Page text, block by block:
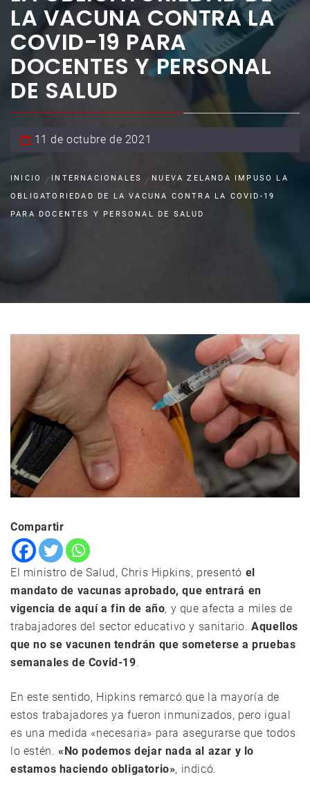
LA VACUNA CONTRA LA
COVID-19 PARA
DOCENTES Y PERSONAL
DE SALUD
11 de octubre de 2021
INICIO INTERNACIONALES
NUEVA ZELANDA IMPUSO LA
OBLIGATORIEDAD DE LA VACUNA CONTRA LA COVID-19
PARA DOCENTES Y PERSONAL DE SALUD
Compartir
El ministro de Salud, Chris Hipkins, presentó el
mandato de vacunas aprobado, que entrará en
vigencia de aquí a fin de año, y que afecta a miles de
trabajadores del sector educativo y sanitario.Aquellos
que no se vacunen tendrán que someterse a pruebas
semanales de Covid-19.
En este sentido, Hipkins remarcó que la mayoría de
estos trabajadores ya fueron inmunizados, pero igual
es una medida «necesaria» para asegurarse que todos
lo estén. «No podemos dejar nada al azar y lo
estamos haciendo obligatorio», indicó.